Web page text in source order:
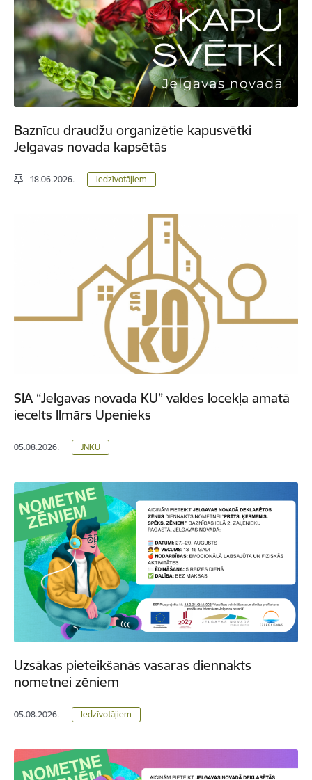
Baznīcu draudžu organizētie kapusvētki
Jelgavas novada kapsētās
18.06.2026. Iedzīvotājiem
SIA “Jelgavas novada KU” valdes locekļa amatā
iecelts Ilmārs Upenieks
05.08.2026. JNKU
Uzsākas pieteikšanās vasaras diennakts
nometnei zēniem
05.08.2026. Iedzīvotājiem